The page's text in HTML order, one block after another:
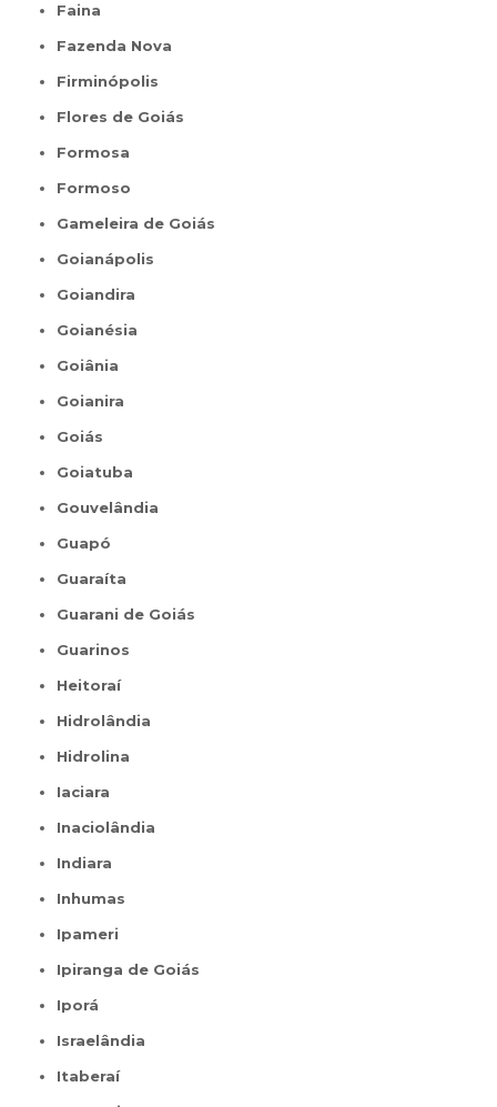
Faina
Fazenda Nova
Firminópolis
Flores de Goiás
Formosa
Formoso
Gameleira de Goiás
Goianápolis
Goiandira
Goianésia
Goiânia
Goianira
Goiás
Goiatuba
Gouvelândia
Guapó
Guaraíta
Guarani de Goiás
Guarinos
Heitoraí
Hidrolândia
Hidrolina
Iaciara
Inaciolândia
Indiara
Inhumas
Ipameri
Ipiranga de Goiás
Iporá
Israelândia
Itaberaí